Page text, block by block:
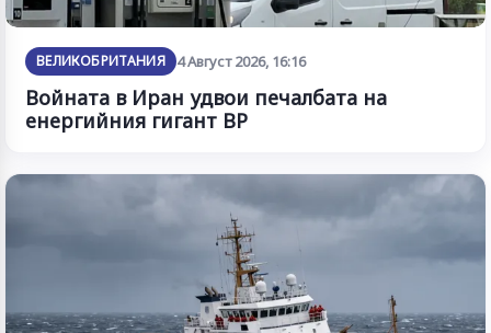
ВЕЛИКОБРИТАНИЯ 4 Август 2026, 16:16
Войната в Иран удвои печалбата на
енергийния гигант BP